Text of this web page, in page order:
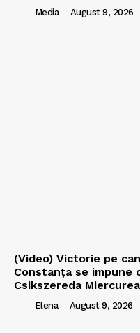
Media - August 9, 2026
(Video) Victorie pe
Constanța se impune
Csikszereda
Elena - August 9, 2026